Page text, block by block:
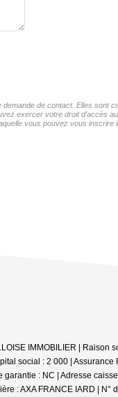
de contact. Elles sont
exercer votre droit d'accès
vous pouvez vous inscrire
IMMOBILIER |
social : 2 000 | Assurance
: NC | Adresse
: AXA FRANCE IARD |